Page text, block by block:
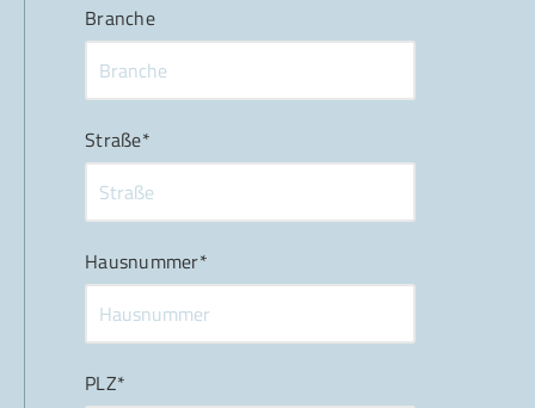
Branche
Straße*
Hausnummer*
PLZ*